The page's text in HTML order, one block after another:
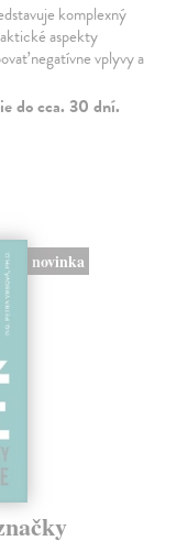
komplexný
aspekty
negatívne vplyvy a
do cca. 30 dní.
novinka